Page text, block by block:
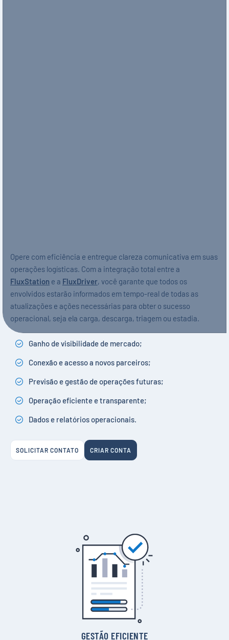
Opere com eficiência e entregue clareza comunicativa em suas
operações logísticas. Com a integração total entre a
FluxStation e a FluxDriver, você garante que todos os
envolvidos estarão informados em tempo-real de todas as
atualizações e ações necessárias para obter o sucesso
operacional, seja ela carga, descarga, triagem ou estadia.
Ganho de visibilidade de mercado;
Conexão e acesso a novos parceiros;
Previsão e gestão de operações futuras;
Operação eficiente e transparente;
Dados e relatórios operacionais.
SOLICITAR CONTATO CRIAR CONTA
GESTÃO EFICIENTE